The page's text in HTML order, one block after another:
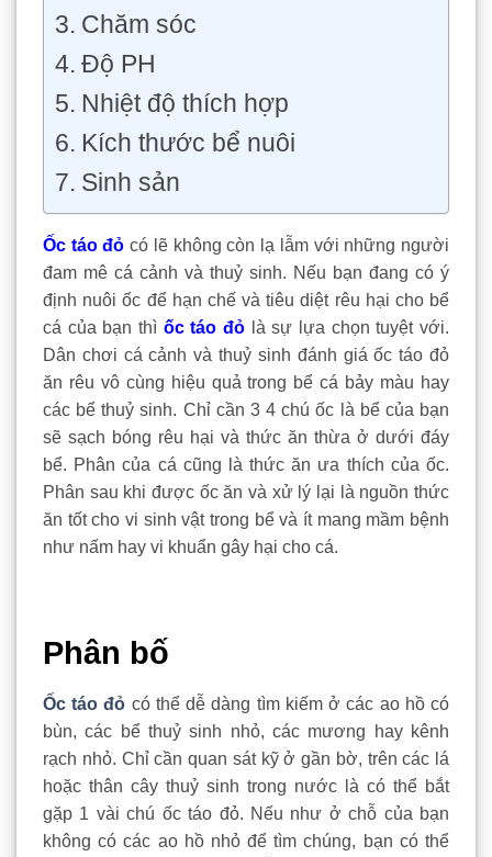
Chăm sóc
Độ PH
Nhiệt độ thích hợp
Kích thước bể nuôi
Sinh sản
Ốc táo đỏ có lẽ không còn lạ lẫm với những người
đam mê cá cảnh và thuỷ sinh. Nếu bạn đang có ý
định nuôi ốc để hạn chế và tiêu diệt rêu hại cho bể
cá của bạn thì ốc táo đỏ là sự lựa chọn tuyệt với.
Dân chơi cá cảnh và thuỷ sinh đánh giá ốc táo đỏ
ăn rêu vô cùng hiệu quả trong bể cá bảy màu hay
các bể thuỷ sinh. Chỉ cần 3 4 chú ốc là bể của bạn
sẽ sạch bóng rêu hại và thức ăn thừa ở dưới đáy
bể. Phân của cá cũng là thức ăn ưa thích của ốc.
Phân sau khi được ốc ăn và xử lý lại là nguồn thức
ăn tốt cho vi sinh vật trong bể và ít mang mầm bệnh
như nấm hay vi khuẩn gây hại cho cá.
Phân bố
Ốc táo đỏ có thể dễ dàng tìm kiếm ở các ao hồ có
bùn, các bể thuỷ sinh nhỏ, các mương hay kênh
rạch nhỏ. Chỉ cần quan sát kỹ ở gần bờ, trên các lá
hoặc thân cây thuỷ sinh trong nước là có thể bắt
gặp 1 vài chú ốc táo đỏ. Nếu như ở chỗ của bạn
không có các ao hồ nhỏ để tìm chúng, bạn có thể